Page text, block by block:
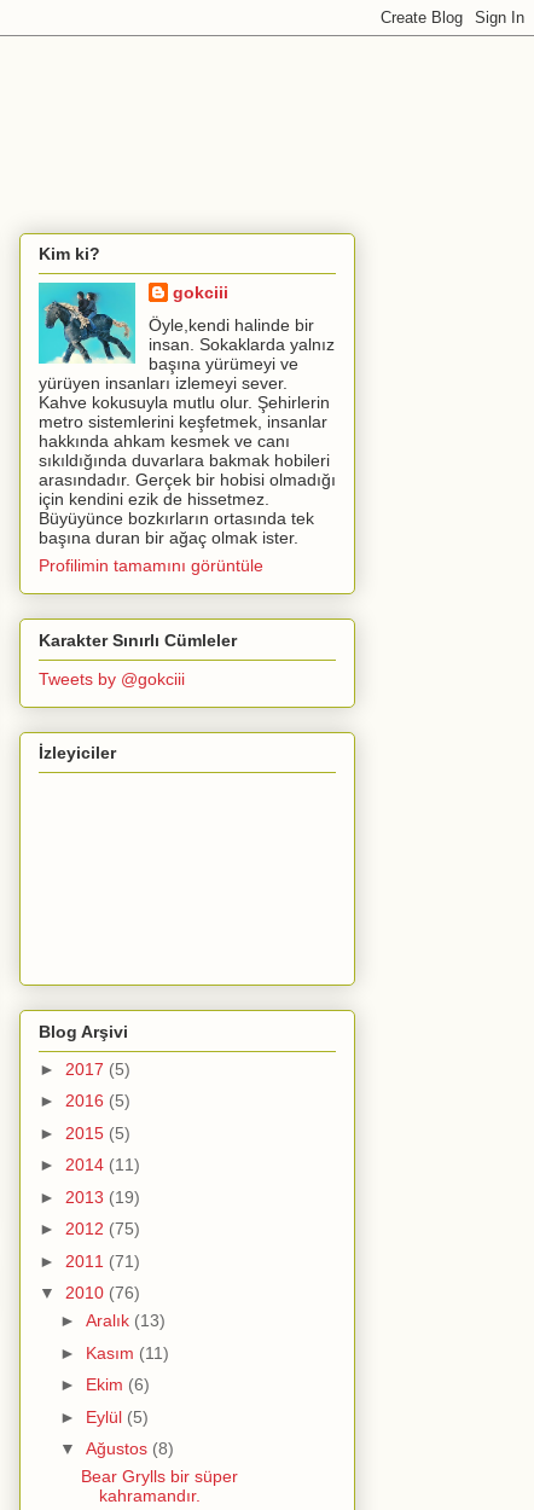
Kim ki?
gokciii
Öyle,kendi halinde bir
insan. Sokaklarda yalnız
başına yürümeyi ve
yürüyen insanları izlemeyi sever.
Kahve kokusuyla mutlu olur. Şehirlerin
metro sistemlerini keşfetmek, insanlar
hakkında ahkam kesmek ve canı
sıkıldığında duvarlara bakmak hobileri
arasındadır. Gerçek bir hobisi olmadığı
için kendini ezik de hissetmez.
Büyüyünce bozkırların ortasında tek
başına duran bir ağaç olmak ister.
Profilimin tamamını görüntüle
Karakter Sınırlı Cümleler
Tweets by @gokciii
İzleyiciler
Blog Arşivi
► 2017 (5)
► 2016 (5)
► 2015 (5)
► 2014 (11)
► 2013 (19)
► 2012 (75)
► 2011 (71)
▼ 2010 (76)
► Aralık (13)
► Kasım (11)
► Ekim (6)
► Eylül (5)
▼ Ağustos (8)
Bear Grylls bir süper
kahramandır.